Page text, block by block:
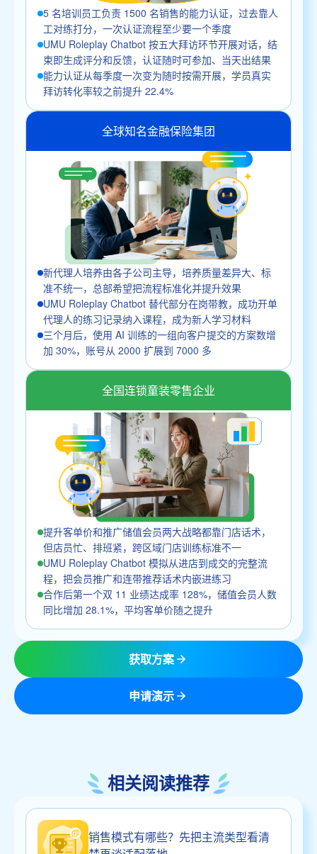
5 名培训员工负责 1500 名销售的能力认证，过去靠人
工对练打分，一次认证流程至少要一个季度
UMU Roleplay Chatbot 按五大拜访环节开展对话，结
束即生成评分和反馈，认证随时可参加、当天出结果
能力认证从每季度一次变为随时按需开展，学员真实
拜访转化率较之前提升 22.4%
全球知名金融保险集团
新代理人培养由各子公司主导，培养质量差异大、标
准不统一，总部希望把流程标准化并提升效果
UMU Roleplay Chatbot 替代部分在岗带教，成功开单
代理人的练习记录纳入课程，成为新人学习材料
三个月后，使用 AI 训练的一组向客户提交的方案数增
加 30%，账号从 2000 扩展到 7000 多
全国连锁童装零售企业
提升客单价和推广储值会员两大战略都靠门店话术，
但店员忙、排班紧，跨区域门店训练标准不一
UMU Roleplay Chatbot 模拟从进店到成交的完整流
程，把会员推广和连带推荐话术内嵌进练习
合作后第一个双 11 业绩达成率 128%，储值会员人数
同比增加 28.1%，平均客单价随之提升
获取方案
申请演示
相关阅读推荐
销售模式有哪些？先把主流类型看清